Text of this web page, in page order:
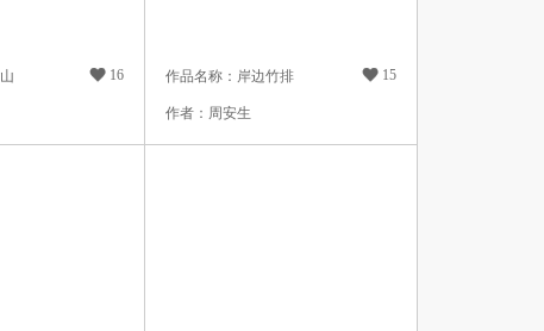
 16 作品名称：岸边竹排  15
作者：周安生